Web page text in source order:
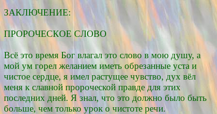
ЗАКЛЮЧЕНИЕ:
ПРОРОЧЕСКОЕ СЛОВО
Всё это время Бог влагал это слово в мою душу, а
мой ум горел желанием иметь обрезанные уста и
чистое сердце, я имел растущее чувство, дух вёл
меня к славной пророческой правде для этих
последних дней. Я знал, что это должно было быть
больше, чем только урок о чистоте речи.